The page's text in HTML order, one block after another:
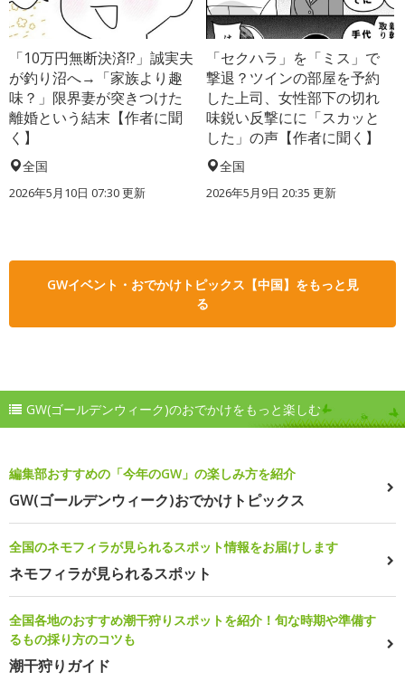
「10万円無断決済!?」誠実夫
が釣り沼へ→「家族より趣
味？」限界妻が突きつけた
離婚という結末【作者に聞
く】
全国
2026年5月10日 07:30 更新
「セクハラ」を「ミス」で
撃退？ツインの部屋を予約
した上司、女性部下の切れ
味鋭い反撃にに「スカッと
した」の声【作者に聞く】
全国
2026年5月9日 20:35 更新
GWイベント・おでかけトピックス【中国】をもっと見
る
GW(ゴールデンウィーク)のおでかけをもっと楽しむ
編集部おすすめの「今年のGW」の楽しみ方を紹介
GW(ゴールデンウィーク)おでかけトピックス
全国のネモフィラが見られるスポット情報をお届けします
ネモフィラが見られるスポット
全国各地のおすすめ潮干狩りスポットを紹介！旬な時期や準備す
るもの採り方のコツも
潮干狩りガイド